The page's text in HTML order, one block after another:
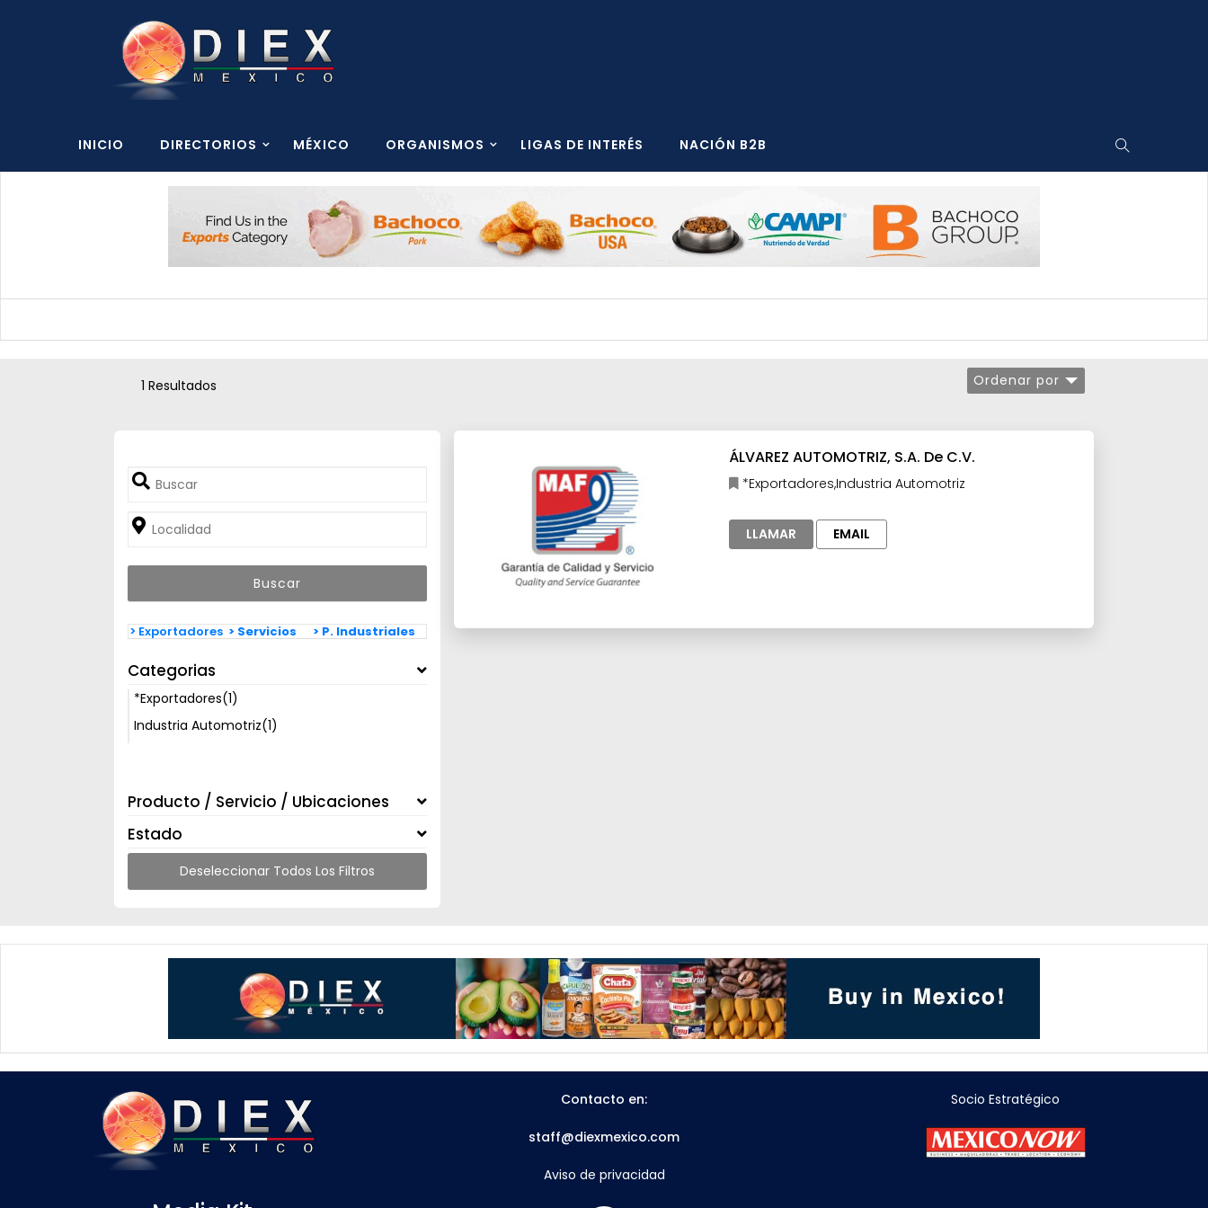
INICIO DIRECTORIOS MÉXICO ORGANISMOS LIGAS DE INTERÉS NACIÓN B2B
> Exportadores > Servicios > P. Industriales
Categorias
*Exportadores(1)
Industria Automotriz(1)
Producto / Servicio / Ubicaciones
Estado
1 Resultados Ordenar por
Deseleccionar Todos Los Filtros
ÁLVAREZ AUTOMOTRIZ, S.A. De C.V.
*Exportadores,Industria Automotriz
LLAMAR EMAIL
Contacto en:
staff@diexmexico.com
Aviso de privacidad
Socio Estratégico